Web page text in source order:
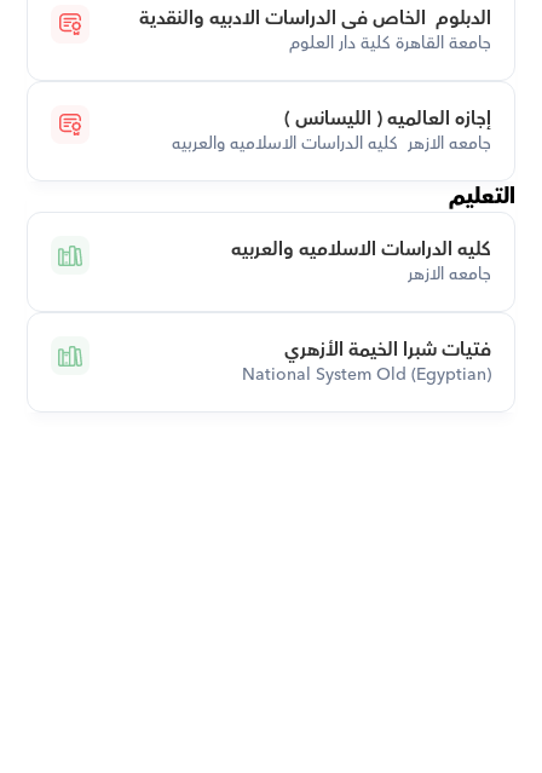
الدبلوم  الخاص فى الدراسات الادبيه والنقدية
جامعة القاهرة كلية دار العلوم
إجازه العالميه ( الليسانس )
جامعه الازهر  كليه الدراسات الاسلاميه والعربيه
التعليم
كليه الدراسات الاسلاميه والعربيه
جامعه الازهر
فتيات شبرا الخيمة الأزهري
National System Old (Egyptian)